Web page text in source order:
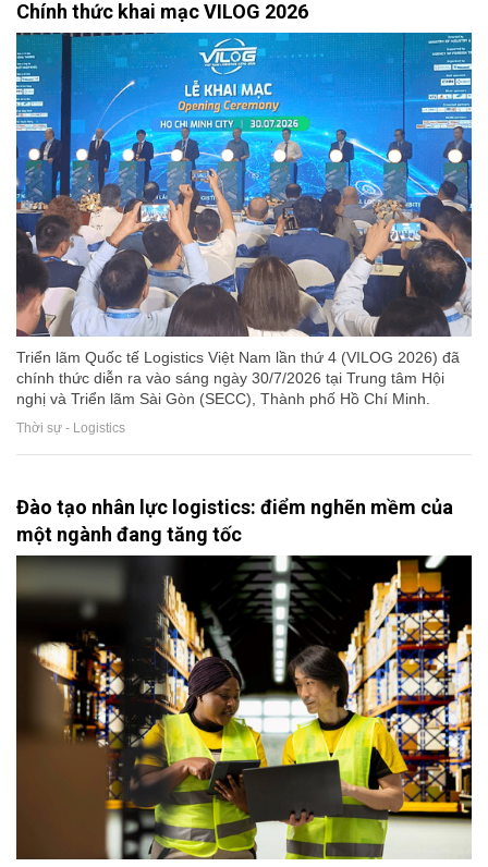
Chính thức khai mạc VILOG 2026
Triển lãm Quốc tế Logistics Việt Nam lần thứ 4 (VILOG 2026) đã
chính thức diễn ra vào sáng ngày 30/7/2026 tại Trung tâm Hội
nghị và Triển lãm Sài Gòn (SECC), Thành phố Hồ Chí Minh.
Thời sự - Logistics
Đào tạo nhân lực logistics: điểm nghẽn mềm của
một ngành đang tăng tốc